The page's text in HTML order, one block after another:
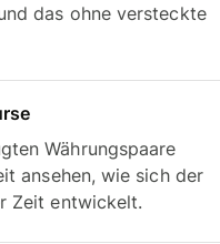
das ohne versteckte
Währungspaare
ansehen, wie sich der
Zeit entwickelt.